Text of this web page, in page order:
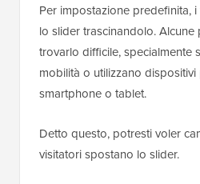
Per impostazione predefinita,
lo slider trascinandolo.
trovarlo difficile, specialmente
mobilità o utilizzano
smartphone o tablet.
Detto questo, potresti voler
visitatori spostano lo slider.